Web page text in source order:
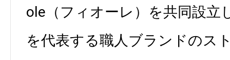
ole（フィオーレ）を共同設立
を代表する職人ブランドのス